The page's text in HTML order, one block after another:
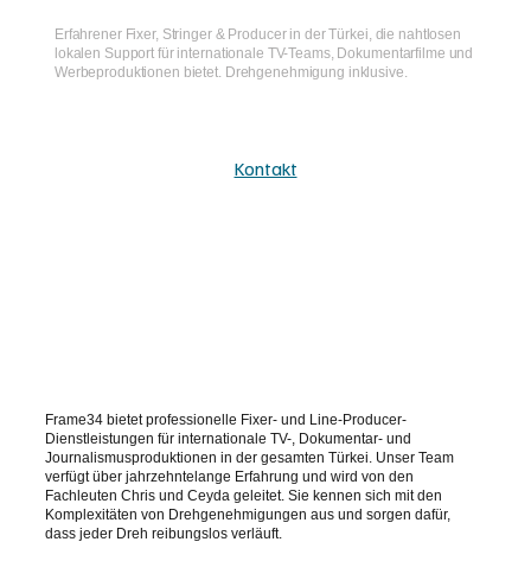
Erfahrener Fixer, Stringer & Producer in der Türkei, die nahtlosen
lokalen Support für internationale TV-Teams, Dokumentarfilme und
Werbeproduktionen bietet. Drehgenehmigung inklusive.
Kontakt
Frame34 bietet professionelle Fixer- und Line-Producer-
Dienstleistungen für internationale TV-, Dokumentar- und
Journalismusproduktionen in der gesamten Türkei. Unser Team
verfügt über jahrzehntelange Erfahrung und wird von den
Fachleuten Chris und Ceyda geleitet. Sie kennen sich mit den
Komplexitäten von Drehgenehmigungen aus und sorgen dafür,
dass jeder Dreh reibungslos verläuft.